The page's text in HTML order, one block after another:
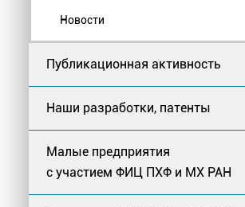
Новости
Публикационная активность
Наши разработки, патенты
Малые предприятия
с участием ФИЦ ПХФ и МХ РАН